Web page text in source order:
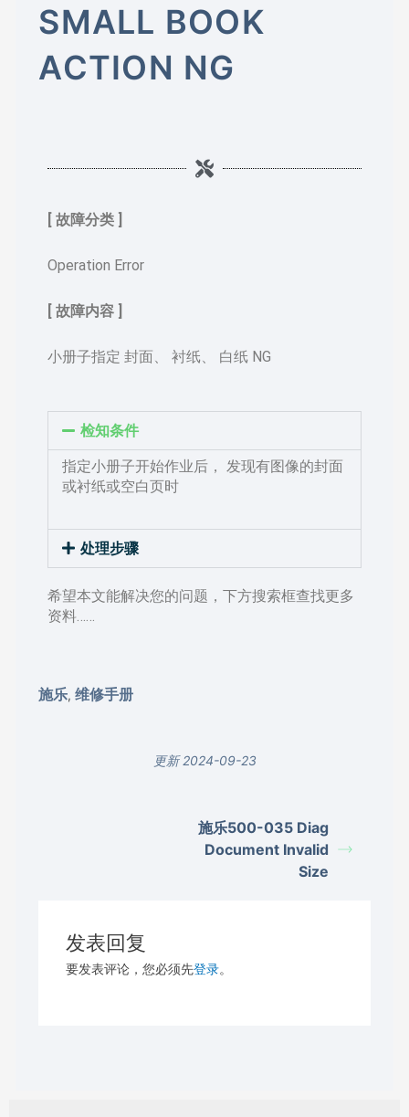
SMALL BOOK
ACTION NG
[ 故障分类 ]
Operation Error
[ 故障内容 ]
小册子指定 封面、 衬纸、 白纸 NG
检知条件
指定小册子开始作业后， 发现有图像的封面
或衬纸或空白页时
处理步骤
希望本文能解决您的问题，下方搜索框查找更多
资料……
施乐,维修手册
更新 2024-09-23
施乐500-035 Diag
Document Invalid
Size
发表回复
要发表评论，您必须先登录。